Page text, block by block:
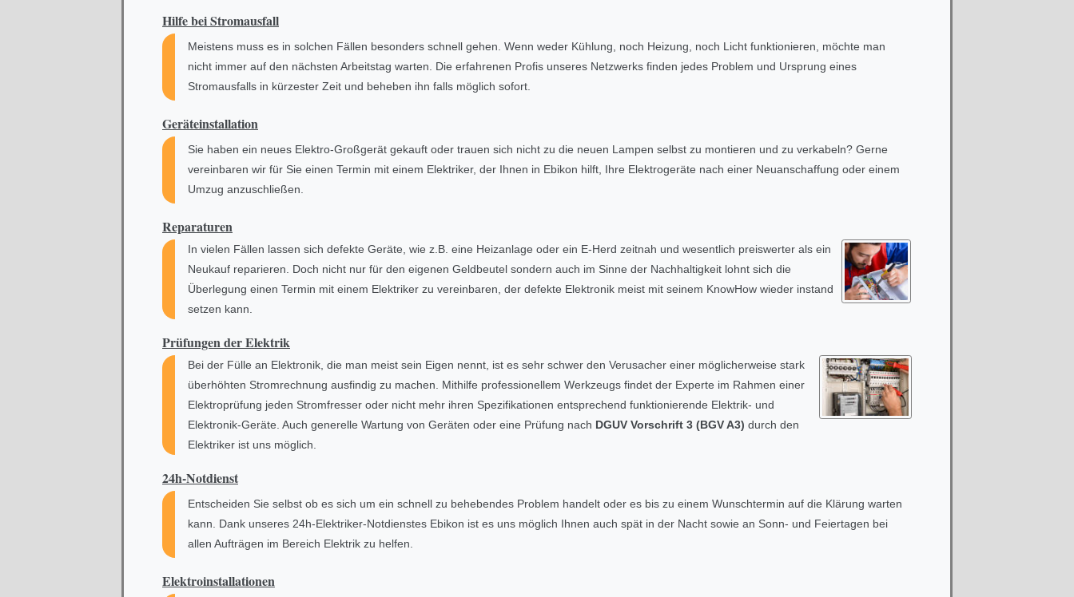
Hilfe beiStromausfall
Meistens muss es in solchen Fällen besonders schnell gehen. Wenn weder Kühlung, noch Heizung, noch Licht funktionieren, möchte man
nicht immer auf den nächsten Arbeitstag warten. Die erfahrenen Profis unseres Netzwerks finden jedes Problem und Ursprung eines
Stromausfalls in kürzester Zeit und beheben ihn falls möglich sofort.
Geräteinstallation
Sie haben ein neues Elektro-Großgerät gekauft oder trauen sich nicht zu die neuen Lampen selbst zu montieren und zu verkabeln? Gerne
vereinbaren wir für Sie einen Termin mit einem Elektriker, der Ihnen in Ebikon hilft, Ihre Elektrogeräte nach einer Neuanschaffung oder einem
Umzug anzuschließen.
Reparaturen
In vielen Fällen lassen sich defekte Geräte, wie z.B. eine Heizanlage oder ein E-Herd zeitnah und wesentlich preiswerter als ein
Neukauf reparieren. Doch nicht nur für den eigenen Geldbeutel sondern auch im Sinne der Nachhaltigkeit lohnt sich die
Überlegung einen Termin mit einem Elektriker zu vereinbaren, der defekte Elektronik meist mit seinem KnowHow wieder instand
setzen kann.
Prüfungen der Elektrik
Bei der Fülle an Elektronik, die man meist sein Eigen nennt, ist es sehr schwer den Verusacher einer möglicherweise stark
überhöhten Stromrechnung ausfindig zu machen. Mithilfe professionellem Werkzeugs findet der Experte im Rahmen einer
Elektroprüfung jeden Stromfresser oder nicht mehr ihren Spezifikationen entsprechend funktionierende Elektrik- und
Elektronik-Geräte. Auch generelle Wartung von Geräten oder eine Prüfung nach DGUV Vorschrift 3 (BGV A3) durch den
Elektriker ist uns möglich.
24h-Notdienst
Entscheiden Sie selbst ob es sich um ein schnell zu behebendes Problem handelt oder es bis zu einem Wunschtermin auf die Klärung warten
kann. Dank unseres 24h-Elektriker-Notdienstes Ebikon ist es uns möglich Ihnen auch spät in der Nacht sowie an Sonn- und Feiertagen bei
allen Aufträgen im Bereich Elektrik zu helfen.
Elektroinstallationen